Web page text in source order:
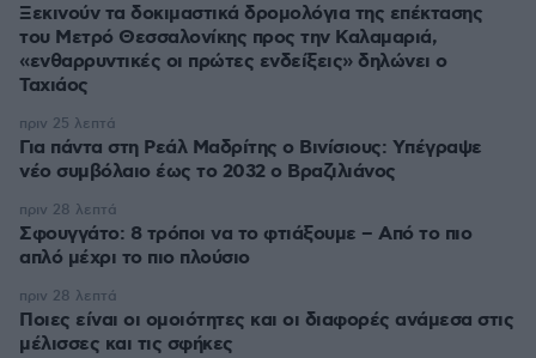
Ξεκινούν τα δοκιμαστικά δρομολόγια της επέκτασης
του Μετρό Θεσσαλονίκης προς την Καλαμαριά,
«ενθαρρυντικές οι πρώτες ενδείξεις» δηλώνει ο
Ταχιάος
Για πάντα στη Ρεάλ Μαδρίτης ο Βινίσιους: Yπέγραψε
νέο συμβόλαιο έως το 2032 ο Βραζιλιάνος
πριν 25 λεπτά
Σφουγγάτο: 8 τρόποι να το φτιάξουμε – Από το πιο
απλό μέχρι το πιο πλούσιο
πριν 28 λεπτά
Ποιες είναι οι ομοιότητες και οι διαφορές ανάμεσα στις
μέλισσες και τις σφήκες
πριν 28 λεπτά